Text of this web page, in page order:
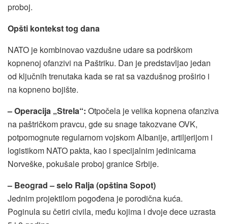
proboj.
Opšti kontekst tog dana
NATO je kombinovao vazdušne udare sa podrškom
kopnenoj ofanzivi na Paštriku. Dan je predstavljao jedan
od ključnih trenutaka kada se rat sa vazdušnog proširio i
na kopneno bojište.
– Operacija „Strela“: Otpočela je velika kopnena ofanziva
na paštričkom pravcu, gde su snage takozvane OVK,
potpomognute regularnom vojskom Albanije, artiljerijom i
logistikom NATO pakta, kao i specijalnim jedinicama
Norveške, pokušale proboj granice Srbije.
– Beograd – selo Ralja (opština Sopot)
Jednim projektilom pogođena je porodična kuća.
Poginula su četiri civila, među kojima i dvoje dece uzrasta